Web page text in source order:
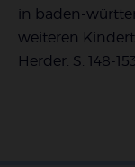
in baden-
weiteren
Herder. S. 148-